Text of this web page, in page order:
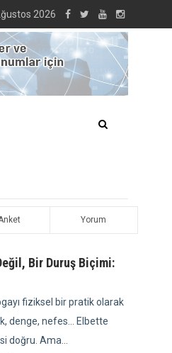
2026
Yorum
Bir Duruş Biçimi:
fiziksel bir pratik olarak
denge, nefes... Elbette
doğru. Ama...